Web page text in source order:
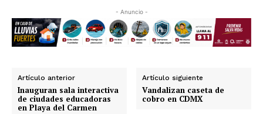
- Anuncio -
Artículo anterior
Inauguran sala interactiva
de ciudades educadoras
en Playa del Carmen
Artículo siguiente
Vandalizan caseta de
cobro en CDMX